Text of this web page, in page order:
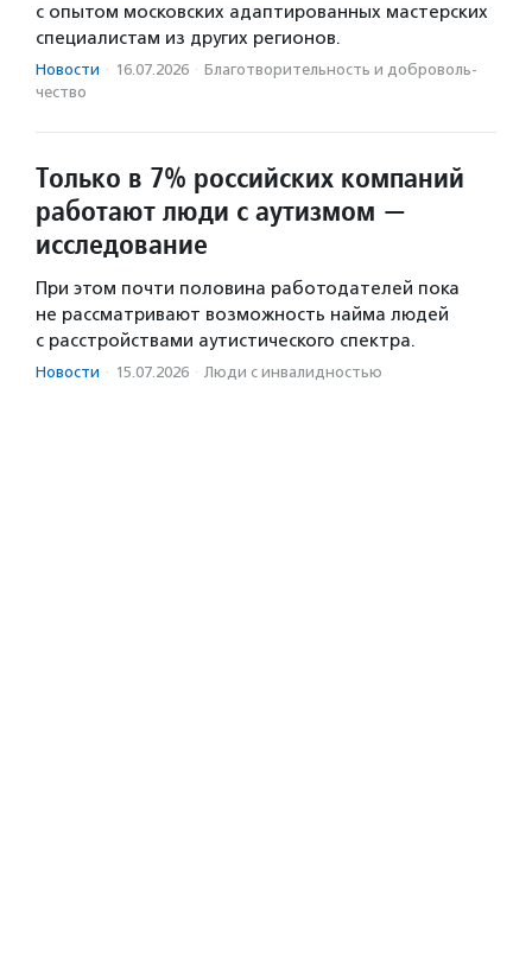
с опытом московских адаптированных мастерских
специалистам из других регионов.
Новости · 16.07.2026 · Благотвори­тель­ность и доброволь­
чест­во
Только в 7% российских компаний
работают люди с аутизмом —
исследование
При этом почти половина работодателей пока
не рассматривают возможность найма людей
с расстройствами аутистического спектра.
Новости · 15.07.2026 · Люди с инвалидностью